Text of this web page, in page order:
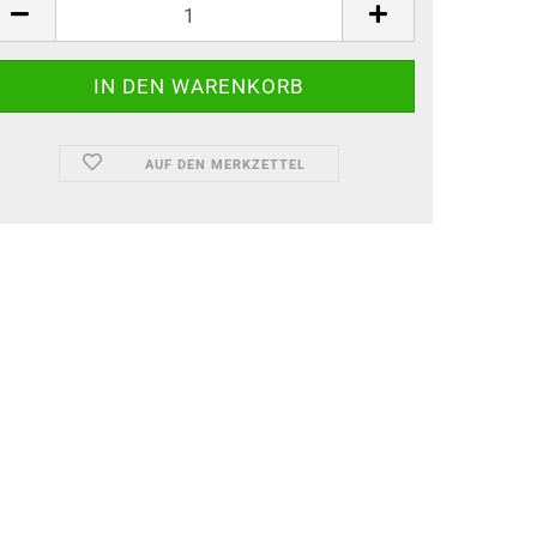
AUF DEN MERKZETTEL